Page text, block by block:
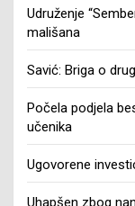
Udruženje
mališana
Savić: Briga o
Počela podjela
učenika
Ugovorene
Uhapšen zbog